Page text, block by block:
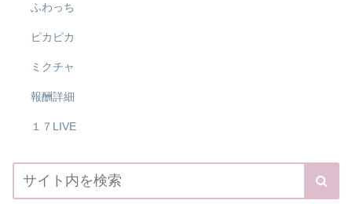
ふわっち
ピカピカ
ミクチャ
報酬詳細
１７LIVE